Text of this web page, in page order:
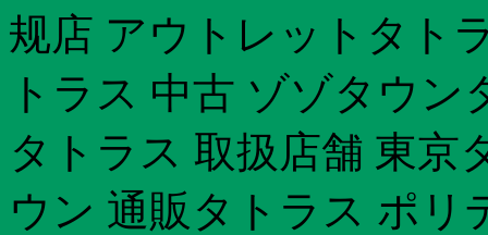
规店 アウトレットタト
トラス 中古 ゾゾタウン
タトラス 取扱店舗 東京
ウン 通販タトラス ポリ